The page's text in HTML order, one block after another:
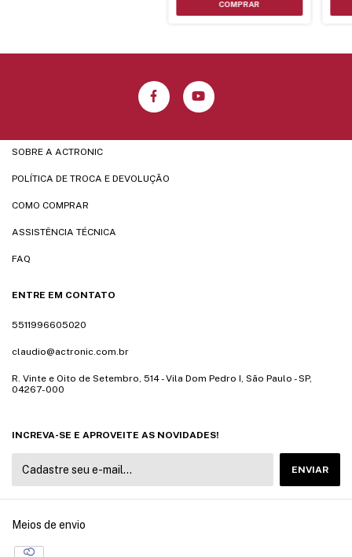
SOBRE A ACTRONIC
POLÍTICA DE TROCA E DEVOLUÇÃO
COMO COMPRAR
ASSISTÊNCIA TÉCNICA
FAQ
ENTRE EM CONTATO
5511996605020
claudio@actronic.com.br
R. Vinte e Oito de Setembro, 514 - Vila Dom Pedro I, São Paulo - SP,
04267-000
INCREVA-SE E APROVEITE AS NOVIDADES!
Meios de envio